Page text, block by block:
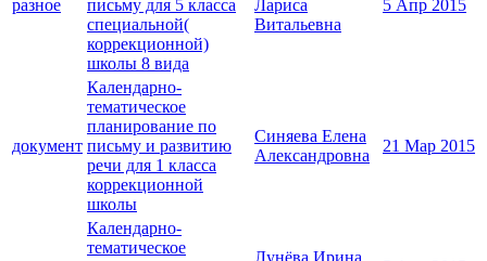
разное
письму для 5 класса
специальной(
коррекционной)
школы 8 вида
Лариса
Витальевна
5 Апр 2015
документ
Календарно-
тематическое
планирование по
письму и развитию
речи для 1 класса
коррекционной
школы
Синяева Елена
Александровна
21 Мар 2015
Календарно-
тематическое